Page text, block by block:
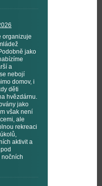
organizuje
jako
a
nebojí
domov, i
děti
hvězdárnu.
jako
však není
ale
rekreaci
aktivit a